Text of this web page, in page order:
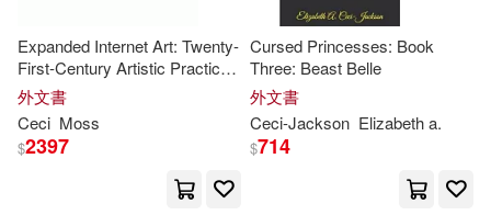
Lisa (ILT)(1) Lisa/ Cox(1)
Lisa/ Hecht(1)
Lisa/ Kellogg(1)
Expanded Internet Art: Twenty-
First-Century Artistic Practice
and the Informational Milieu
外文書
Ceci Moss
$2397
Cursed Princesses: Book
Three: Beast Belle
外文書
Ceci-Jackson Elizabeth a.
$714